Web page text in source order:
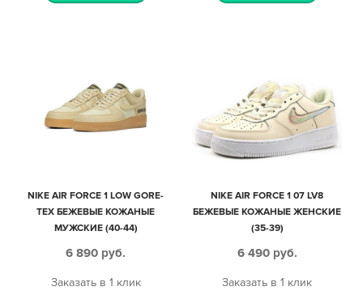
NIKE AIR FORCE 1 LOW GORE-
TEX БЕЖЕВЫЕ КОЖАНЫЕ
МУЖСКИЕ (40-44)
6 890 руб.
Заказать в 1 клик
NIKE AIR FORCE 1 07 LV8
БЕЖЕВЫЕ КОЖАНЫЕ ЖЕНСКИЕ
(35-39)
6 490 руб.
Заказать в 1 клик